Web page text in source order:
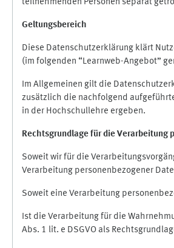
teilnehmenden Personen separat
Geltungsbereich
Diese Datenschutzerklärung klärt
(im folgenden “Learnweb-Angebot”
Im Allgemeinen gilt die
zusätzlich die nachfolgend
in der Hochschullehre ergeben.
Rechtsgrundlage für die Verarbeitung
Soweit wir für die
Verarbeitung personenbezogener
Soweit eine Verarbeitung
Ist die Verarbeitung für die
Abs. 1 lit. e DSGVO als